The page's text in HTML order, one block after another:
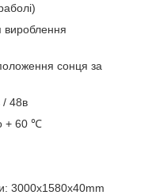
вироблення
сонця за
/ 48в
+ 60 ℃
3000x1580x40mm